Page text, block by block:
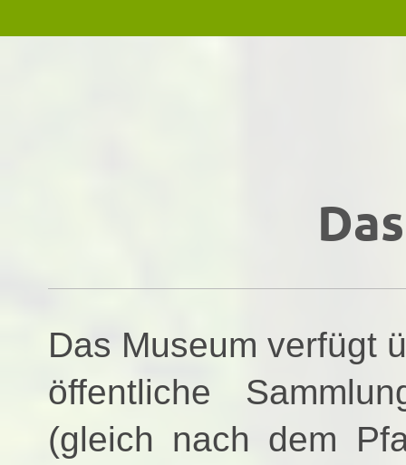
Das Museum verfügt
öffentliche
(gleich nach dem